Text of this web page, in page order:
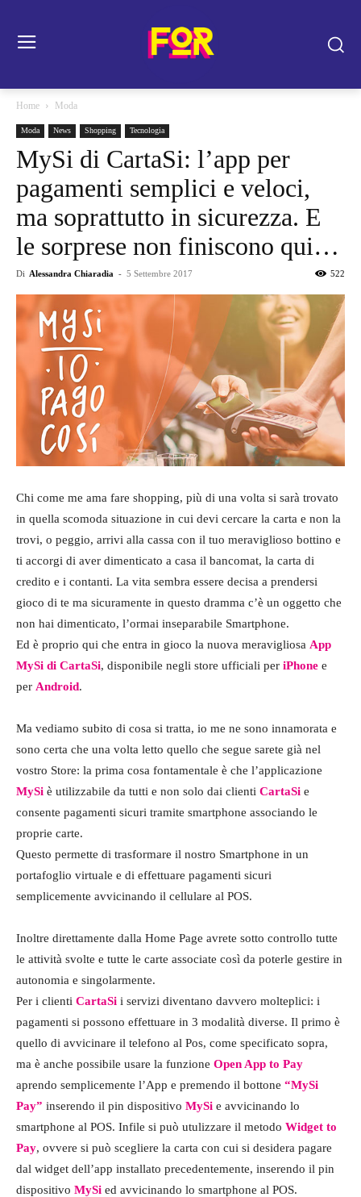
Home Moda
Moda News Shopping Tecnologia
MySi di CartaSi: l’app per
pagamenti semplici e veloci,
ma soprattutto in sicurezza. E
le sorprese non finiscono qui…
Di Alessandra Chiaradia - 5 Settembre 2017 522
Chi come me ama fare shopping, più di una volta si sarà trovato
in quella scomoda situazione in cui devi cercare la carta e non la
trovi, o peggio, arrivi alla cassa con il tuo meraviglioso bottino e
ti accorgi di aver dimenticato a casa il bancomat, la carta di
credito e i contanti. La vita sembra essere decisa a prendersi
gioco di te ma sicuramente in questo dramma c’è un oggetto che
non hai dimenticato, l’ormai inseparabile Smartphone.
Ed è proprio qui che entra in gioco la nuova meravigliosa App
MySi di CartaSi, disponibile negli store ufficiali per iPhone e
per Android.
Ma vediamo subito di cosa si tratta, io me ne sono innamorata e
sono certa che una volta letto quello che segue sarete già nel
vostro Store: la prima cosa fontamentale è che l’applicazione
MySi è utilizzabile da tutti e non solo dai clienti CartaSi e
consente pagamenti sicuri tramite smartphone associando le
proprie carte.
Questo permette di trasformare il nostro Smartphone in un
portafoglio virtuale e di effettuare pagamenti sicuri
semplicemente avvicinando il cellulare al POS.
Inoltre direttamente dalla Home Page avrete sotto controllo tutte
le attività svolte e tutte le carte associate così da poterle gestire in
autonomia e singolarmente.
Per i clienti CartaSi i servizi diventano davvero molteplici: i
pagamenti si possono effettuare in 3 modalità diverse. Il primo è
quello di avvicinare il telefono al Pos, come specificato sopra,
ma è anche possibile usare la funzione Open App to Pay
aprendo semplicemente l’App e premendo il bottone “MySi
Pay” inserendo il pin dispositivo MySi e avvicinando lo
smartphone al POS. Infile si può utulizzare il metodo Widget to
Pay, ovvere si può scegliere la carta con cui si desidera pagare
dal widget dell’app installato precedentemente, inserendo il pin
dispositivo MySi ed avvicinando lo smartphone al POS.